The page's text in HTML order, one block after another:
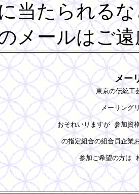
当たられる
メールはご
メー
東京の伝統工
メーリング
おそれいりますが 参加資
の指定組合の組合員企業
参加ご希望の方は